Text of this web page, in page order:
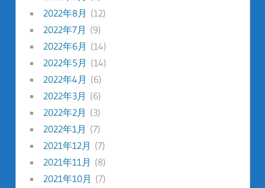
2022年8月 (12)
2022年7月 (9)
2022年6月 (14)
2022年5月 (14)
2022年4月 (6)
2022年3月 (6)
2022年2月 (3)
2022年1月 (7)
2021年12月 (7)
2021年11月 (8)
2021年10月 (7)